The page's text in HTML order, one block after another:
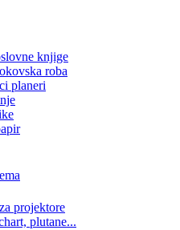
knjige
roba
planeri
projektore
plutane...